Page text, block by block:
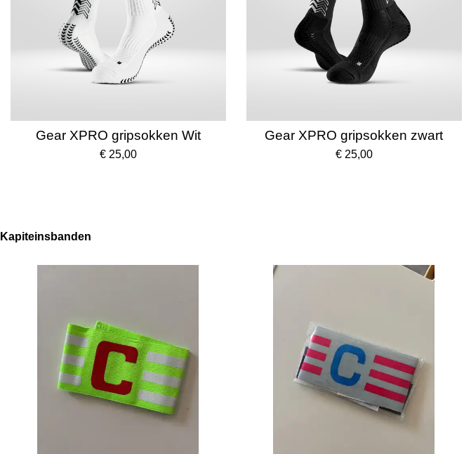
Gear XPRO gripsokken Wit
€ 25,00
Gear XPRO gripsokken zwart
€ 25,00
Kapiteinsbanden